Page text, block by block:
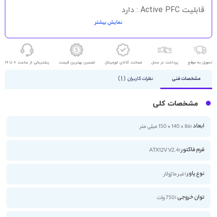
قابلیت Active PFC : دارد
نمایش بیشتر
تحویل به موقع پرداخت در محل ضمانت کالای اورجینال تضمین بهترین قیمت پشتیبانی از ساعت 8 تا 19
مشخصات فنی نظرات کاربران 1
مشخصات کلی
ابعاد :86 × 140 × 150 میلی متر
فرم فاکتور :ATX12V V2.4
نوع پاور :غیر ماژولار
توان خروجی :750 وات